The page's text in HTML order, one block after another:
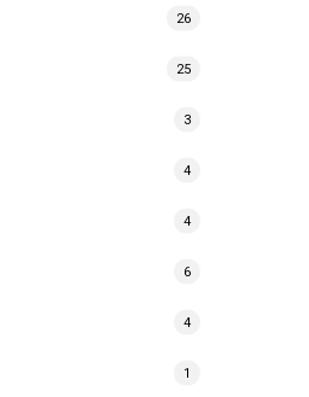
26
25
3
4
4
6
4
1